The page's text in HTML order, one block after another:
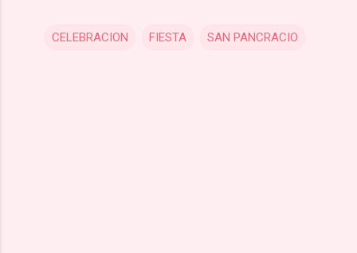
CELEBRACION FIESTA SAN PANCRACIO